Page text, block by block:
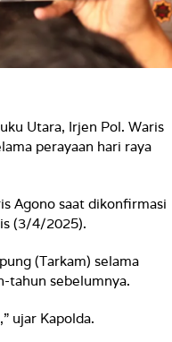
Utara, Irjen Pol. Waris
perayaan hari raya
Agono saat dikonfirmasi
(3/4/2025).
(Tarkam) selama
tahun sebelumnya.
ujar Kapolda.